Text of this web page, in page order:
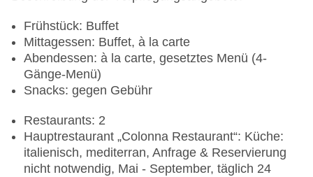
Frühstück: Buffet
Mittagessen: Buffet, à la carte
Abendessen: à la carte, gesetztes Menü (4-
Gänge-Menü)
Snacks: gegen Gebühr
Restaurants: 2
Hauptrestaurant „Colonna Restaurant“: Küche:
italienisch, mediterran, Anfrage & Reservierung
nicht notwendig, Mai - September, täglich 24